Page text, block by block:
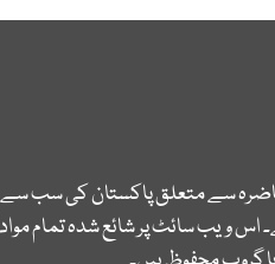
سے متعلق پاکستان کی سب سے
ویب سائٹ پر شائع شدہ تمام